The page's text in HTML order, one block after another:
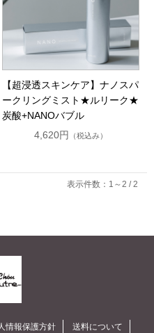
【超浸透スキンケア】ナノスパ
ークリングミスト★ルリーク★
炭酸+NANOバブル
4,620円
（税込み）
表示件数：1～2 / 2
情報保護方針 送料について